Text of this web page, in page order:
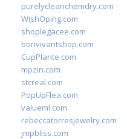
purelycleanchemdry.com
WishOping.com
shoplegacee.com
bonvivantshop.com
CupPlante.com
mpzin.com
stcreal.com
PopUpFlea.com
valueml.com
rebeccatorresjewelry.com
jmpbliss.com